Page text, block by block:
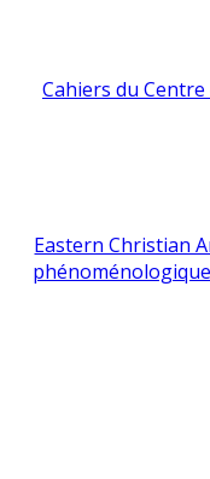
Cahiers du
Eastern Christian